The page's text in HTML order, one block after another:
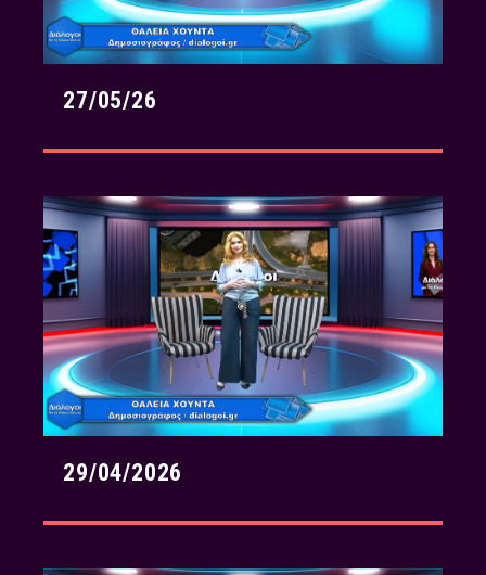
27/05/26
29/04/2026